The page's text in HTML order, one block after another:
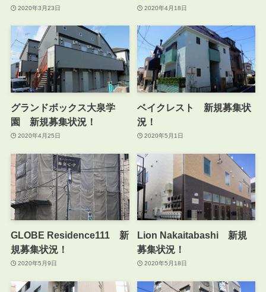
2020年3月23日 2020年4月18日
グランドボックス大泉学
園 新規募集状況！
2020年4月25日
ベイクレスト 新規募集状
況！
2020年5月1日
GLOBE Residence111 新
規募集状況！
2020年5月9日
Lion Nakaitabashi 新規
募集状況！
2020年5月18日